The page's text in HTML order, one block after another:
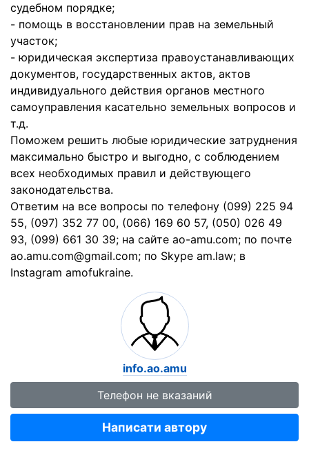
судебном порядке;
- помощь в восстановлении прав на земельный
участок;
- юридическая экспертиза правоустанавливающих
документов, государственных актов, актов
индивидуального действия органов местного
самоуправления касательно земельных вопросов и
т.д.
Поможем решить любые юридические затруднения
максимально быстро и выгодно, с соблюдением
всех необходимых правил и действующего
законодательства.
Ответим на все вопросы по телефону (099) 225 94
55, (097) 352 77 00, (066) 169 60 57, (050) 026 49
93, (099) 661 30 39; на сайте ao-amu.com; по почте
ao.amu.com@gmail.com; по Skype am.law; в
Instagram amofukraine.
info.ao.amu
Телефон не вказаний
Написати автору